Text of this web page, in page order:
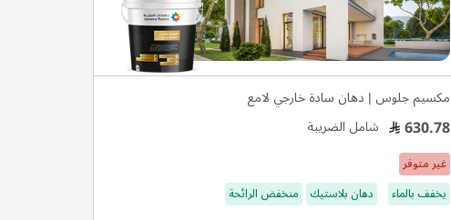
مكسيم جلوس | دهان سادة خارجي لامع
630.78 شامل الضريبة
غير متوفر
يخفف بالماء
دهان بلاستيك منخفض الرائحة